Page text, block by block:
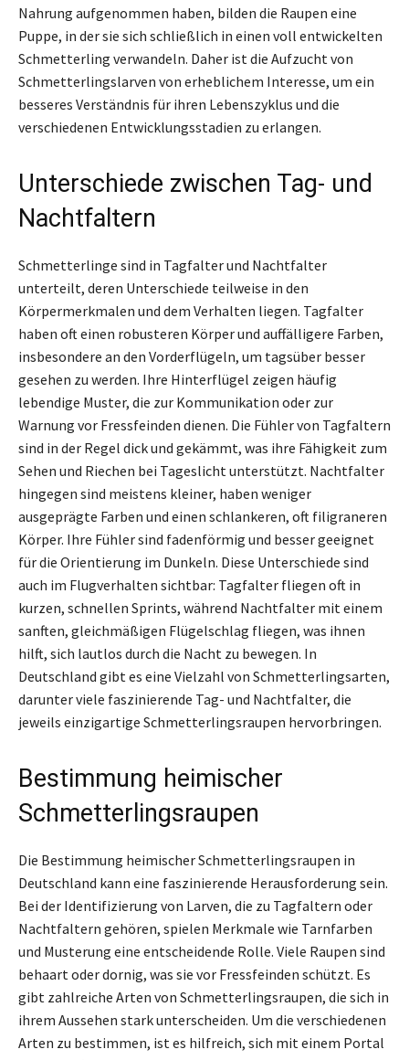
Nahrung aufgenommen haben, bilden die Raupen eine
Puppe, in der sie sich schließlich in einen voll entwickelten
Schmetterling verwandeln. Daher ist die Aufzucht von
Schmetterlingslarven von erheblichem Interesse, um ein
besseres Verständnis für ihren Lebenszyklus und die
verschiedenen Entwicklungsstadien zu erlangen.
Unterschiede zwischen Tag- und
Nachtfaltern
Schmetterlinge sind in Tagfalter und Nachtfalter
unterteilt, deren Unterschiede teilweise in den
Körpermerkmalen und dem Verhalten liegen. Tagfalter
haben oft einen robusteren Körper und auffälligere Farben,
insbesondere an den Vorderflügeln, um tagsüber besser
gesehen zu werden. Ihre Hinterflügel zeigen häufig
lebendige Muster, die zur Kommunikation oder zur
Warnung vor Fressfeinden dienen. Die Fühler von Tagfaltern
sind in der Regel dick und gekämmt, was ihre Fähigkeit zum
Sehen und Riechen bei Tageslicht unterstützt. Nachtfalter
hingegen sind meistens kleiner, haben weniger
ausgeprägte Farben und einen schlankeren, oft filigraneren
Körper. Ihre Fühler sind fadenförmig und besser geeignet
für die Orientierung im Dunkeln. Diese Unterschiede sind
auch im Flugverhalten sichtbar: Tagfalter fliegen oft in
kurzen, schnellen Sprints, während Nachtfalter mit einem
sanften, gleichmäßigen Flügelschlag fliegen, was ihnen
hilft, sich lautlos durch die Nacht zu bewegen. In
Deutschland gibt es eine Vielzahl von Schmetterlingsarten,
darunter viele faszinierende Tag- und Nachtfalter, die
jeweils einzigartige Schmetterlingsraupen hervorbringen.
Bestimmung heimischer
Schmetterlingsraupen
Die Bestimmung heimischer Schmetterlingsraupen in
Deutschland kann eine faszinierende Herausforderung sein.
Bei der Identifizierung von Larven, die zu Tagfaltern oder
Nachtfaltern gehören, spielen Merkmale wie Tarnfarben
und Musterung eine entscheidende Rolle. Viele Raupen sind
behaart oder dornig, was sie vor Fressfeinden schützt. Es
gibt zahlreiche Arten von Schmetterlingsraupen, die sich in
ihrem Aussehen stark unterscheiden. Um die verschiedenen
Arten zu bestimmen, ist es hilfreich, sich mit einem Portal